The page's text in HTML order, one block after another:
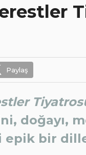
Paylaş
doğayı,
bir